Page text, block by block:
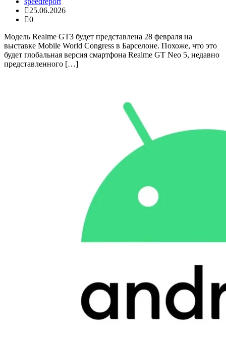
25.06.2026
0
Модель Realme GT3 будет представлена ​​28 февраля на
выставке Mobile World Congress в Барселоне. Похоже, что это
будет глобальная версия смартфона Realme GT Neo 5, недавно
представленного […]